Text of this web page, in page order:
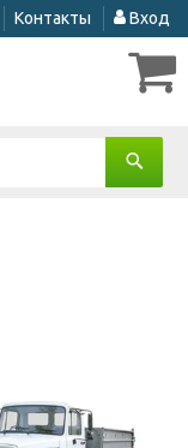
Контакты Вход